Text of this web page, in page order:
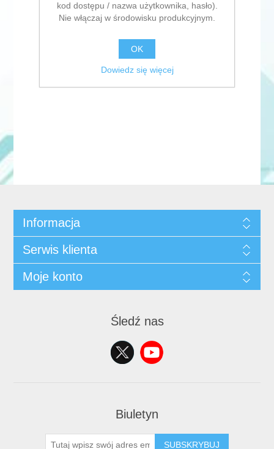
Informacja
Serwis klienta
Moje konto
Śledź nas
Biuletyn
SUBSKRYBUJ
kod dostępu / nazwa użytkownika, hasło).
Nie włączaj w środowisku produkcyjnym.
OK
Dowiedz się więcej